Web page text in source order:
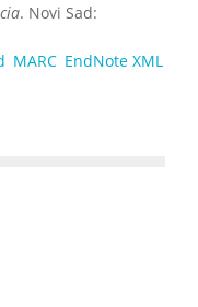
. Novi Sad:
MARC EndNote XML